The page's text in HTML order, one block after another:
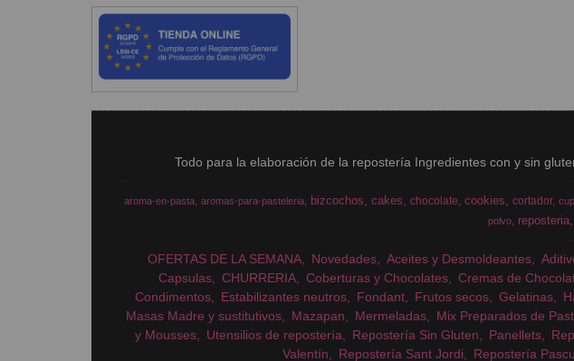
Todo para la elaboración de la repostería Ingredientes con y sin
aroma-en-pasta aromas-para-pasteleria bizcochos cakes chocolate cookies cortador
polvo
reposteria
OFERTAS DE LA SEMANA Novedades Aceites y Desmoldeantes
Capsulas
CHURRERIA Coberturas y Chocolates Cremas de
Condimentos
Estabilizantes neutros Fondant Frutos secos Gelatinas
Masas Madre y sustitutivos
Mazapan Mermeladas Mix Preparados de
y Mousses
Utensilios de repostería Repostería Sin Gluten Panellets
Valentín
Repostería Sant Jordi Repostería